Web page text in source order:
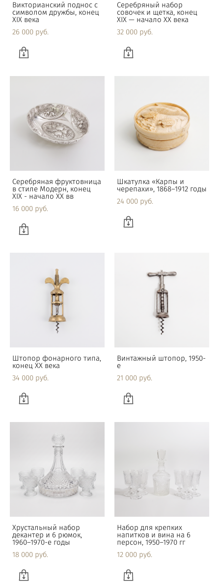
Викторианский поднос с
символом дружбы, конец
XIX века
26 000 pуб.
Серебряный набор
совочек и щетка, конец
XIX — начало XX века
32 000 pуб.
Серебряная фруктовница
в стиле Модерн, конец
XIX - начало XX вв
16 000 pуб.
Шкатулка «Карпы и
черепахи», 1868–1912 годы
24 000 pуб.
Штопор фонарного типа,
конец XX века
34 000 pуб.
Винтажный штопор, 1950-
е
21 000 pуб.
Хрустальный набор
декантер и 6 рюмок,
1960–1970-е годы
18 000 pуб.
Набор для крепких
напитков и вина на 6
персон, 1950–1970 гг
12 000 pуб.